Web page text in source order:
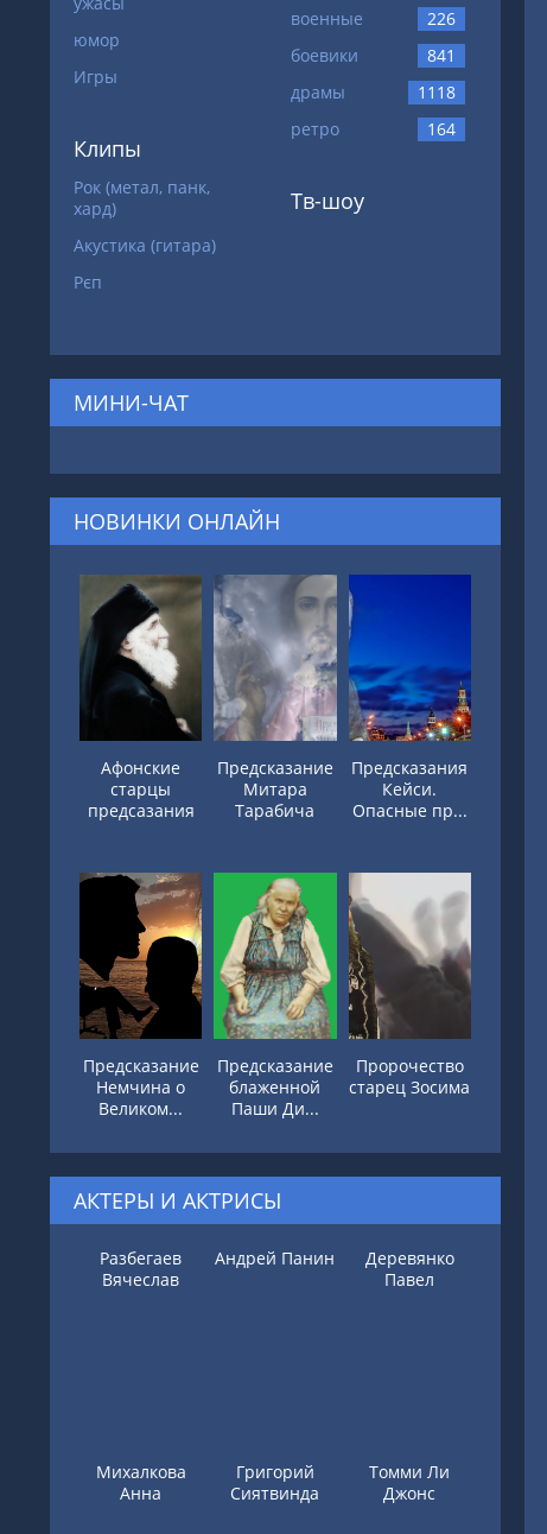
юмор
Игры
Клипы
Рок (метал, панк,
хард)
Акустика (гитара)
Рєп
военные
226
боевики
841
драмы
1118
ретро
164
Тв-шоу
МИНИ-ЧАТ
НОВИНКИ ОНЛАЙН
Афонские
старцы
предсазания
Предсказание
Митара
Тарабича
Предсказания
Кейси.
Опасные пр...
Предсказание
Немчина о
Великом...
Предсказание
блаженной
Паши Ди...
Пророчество
старец Зосима
АКТЕРЫ И АКТРИСЫ
Разбегаев
Вячеслав
Андрей Панин
Деревянко
Павел
Михалкова
Анна
Григорий
Сиятвинда
Томми Ли
Джонс